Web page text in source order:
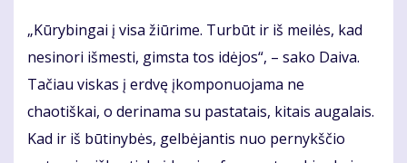
„Kūrybingai į visa žiūrime. Turbūt ir iš meilės, kad
nesinori išmesti, gimsta tos idėjos“, – sako Daiva.
Tačiau viskas į erdvę įkomponuojama ne
chaotiškai, o derinama su pastatais, kitais augalais.
Kad ir iš būtinybės, gelbėjantis nuo pernykščio